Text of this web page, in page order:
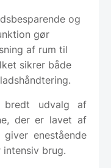
og
gør
af rum til
sikrer både
bredt udvalg af
der er lavet af
enestående
brug.